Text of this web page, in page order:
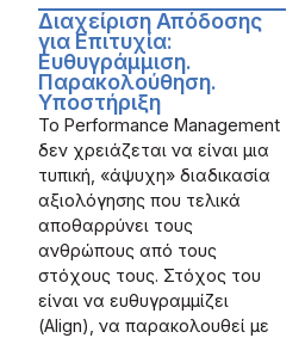
Διαχείριση Απόδοσης
για Επιτυχία:
Ευθυγράμμιση.
Παρακολούθηση.
Υποστήριξη
Το Performance Management
δεν χρειάζεται να είναι μια
τυπική, «άψυχη» διαδικασία
αξιολόγησης που τελικά
αποθαρρύνει τους
ανθρώπους από τους
στόχους τους. Στόχος του
είναι να ευθυγραμμίζει
(Align), να παρακολουθεί με